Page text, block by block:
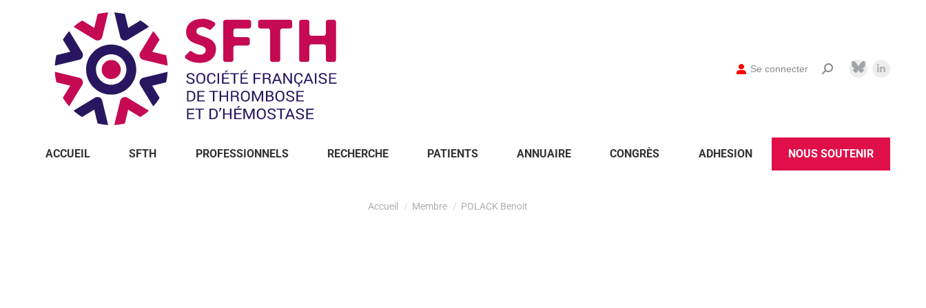
Se connecter
ACCUEIL SFTH PROFESSIONNELS RECHERCHE PATIENTS ANNUAIRE CONGRÈS ADHESION NOUS SOUTENIR
Accueil Membre POLACK Benoit